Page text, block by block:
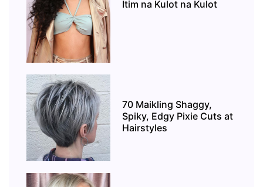
Itim na Kulot na Kulot
70 Maikling Shaggy,
Spiky, Edgy Pixie Cuts at
Hairstyles